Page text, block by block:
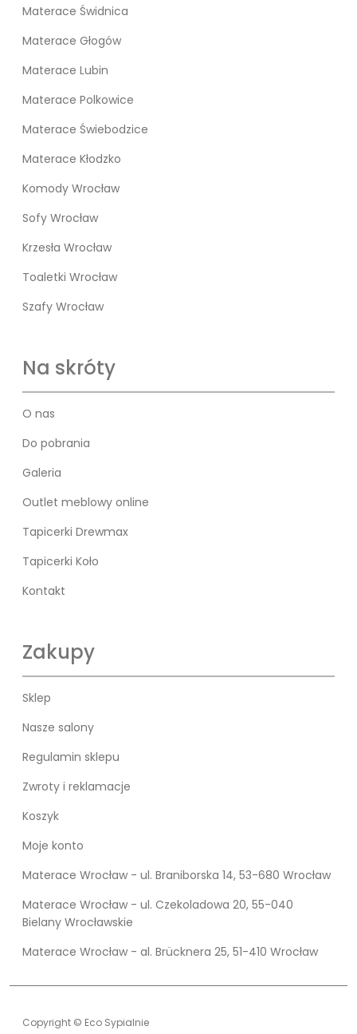
Materace Świdnica
Materace Głogów
Materace Lubin
Materace Polkowice
Materace Świebodzice
Materace Kłodzko
Komody Wrocław
Sofy Wrocław
Krzesła Wrocław
Toaletki Wrocław
Szafy Wrocław
Na skróty
O nas
Do pobrania
Galeria
Outlet meblowy online
Tapicerki Drewmax
Tapicerki Koło
Kontakt
Zakupy
Sklep
Nasze salony
Regulamin sklepu
Zwroty i reklamacje
Koszyk
Moje konto
Materace Wrocław - ul. Braniborska 14, 53-680 Wrocław
Materace Wrocław - ul. Czekoladowa 20, 55-040
Bielany Wrocławskie
Materace Wrocław - al. Brücknera 25, 51-410 Wrocław
Copyright © Eco Sypialnie